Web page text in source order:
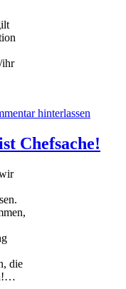
ihr
hinterlassen
Chefsache!
die